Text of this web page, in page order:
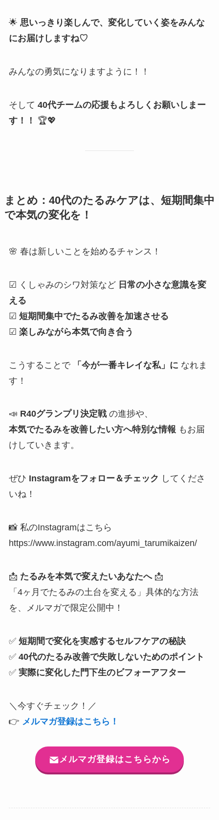
🌟 思いっきり楽しんで、変化していく姿をみんな
にお届けしますね♡
みんなの勇気になりますように！！
そして 40代チームの応援もよろしくお願いしまー
す！！
🏆💖
まとめ：40代のたるみケアは、短期間集中
で本気の変化を！
🌸 春は新しいことを始めるチャンス！
☑ くしゃみのシワ対策など 日常の小さな意識を変
える
☑ 短期間集中でたるみ改善を加速させる
☑ 楽しみながら本気で向き合う
こうすることで 「今が一番キレイな私」に なれま
す！
📣 R40グランプリ決定戦の進捗や、
本気でたるみを改善したい方へ特別な情報 もお届
けしていきます。
ぜひ Instagramをフォロー＆チェック してくださ
いね！
📸 私のInstagramはこちら
https://www.instagram.com/ayumi_tarumikaizen/
📩 たるみを本気で変えたいあなたへ📩
「4ヶ月でたるみの土台を変える」具体的な方法
を、メルマガで限定公開中！
✅ 短期間で変化を実感するセルフケアの秘訣
✅ 40代のたるみ改善で失敗しないためのポイント
✅ 実際に変化した門下生のビフォーアフター
＼今すぐチェック！／
👉 メルマガ登録はこちら！
メルマガ登録はこちらから